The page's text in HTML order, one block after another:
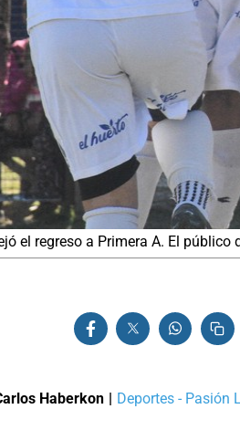
el regreso a Primera A. El
Haberkon | Deportes - Pasión